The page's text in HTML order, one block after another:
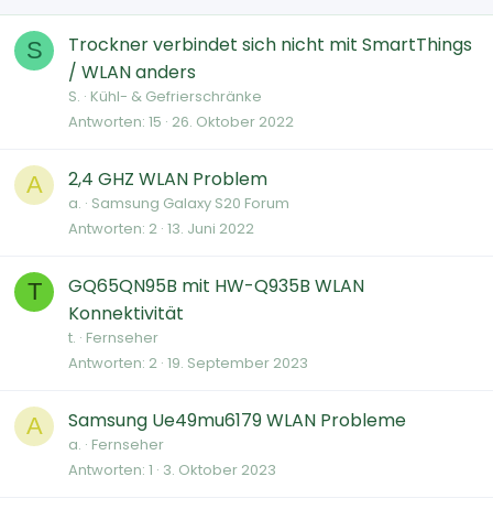
S
Trockner verbindet sich nicht mit SmartThings
/ WLAN anders
S. Kühl- & Gefrierschränke
Antworten 15 26. Oktober 2022
A 2,4 GHZ WLAN Problem
a. Samsung Galaxy S20 Forum
Antworten 2 13. Juni 2022
T
GQ65QN95B mit HW-Q935B WLAN
Konnektivität
t. Fernseher
Antworten 2 19. September 2023
A Samsung Ue49mu6179 WLAN Probleme
a. Fernseher
Antworten 1 3. Oktober 2023